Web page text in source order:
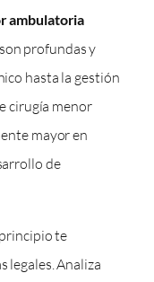
ambulatoria
profundas y
hasta la gestión
cirugía menor
mayor en
de
te
legales. Analiza